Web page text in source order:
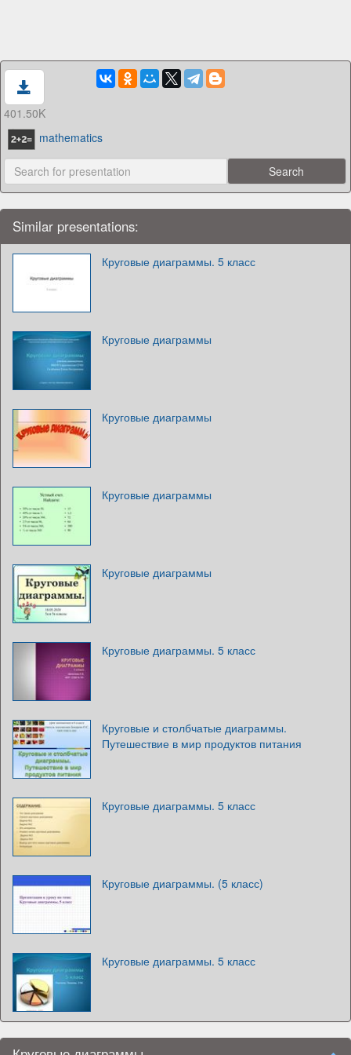
401.50K
mathematics
Similar presentations:
Круговые диаграммы. 5 класс
Круговые диаграммы
Круговые диаграммы
Круговые диаграммы
Круговые диаграммы
Круговые диаграммы. 5 класс
Круговые и столбчатые диаграммы.
Путешествие в мир продуктов питания
Круговые диаграммы. 5 класс
Круговые диаграммы. (5 класс)
Круговые диаграммы. 5 класс